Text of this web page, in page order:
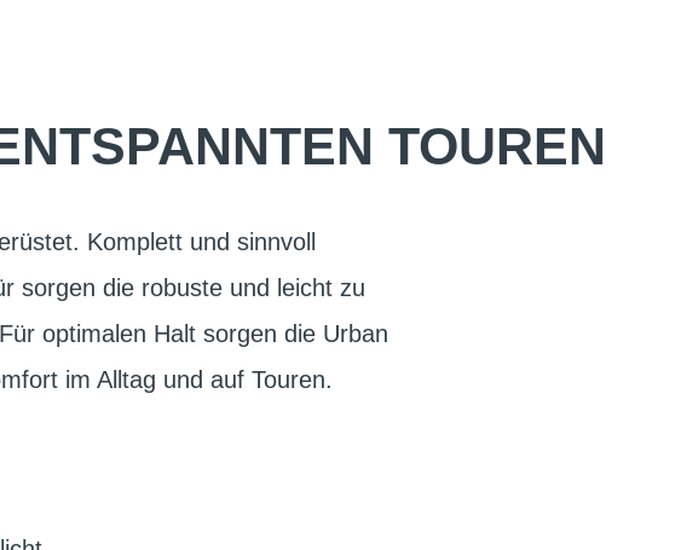
TOUREN
Komplett und sinnvoll
sorgen die robuste und leicht zu
optimalen Halt sorgen die Urban
im Alltag und auf Touren.